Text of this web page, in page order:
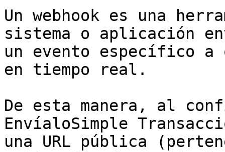
Un webhook es una
sistema o aplicación
un evento específico
en tiempo real.
De esta manera, al
EnvíaloSimple
una URL pública